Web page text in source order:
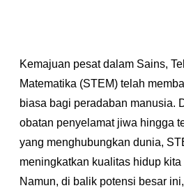
Kemajuan pesat dalam Sains,
Matematika (STEM) telah
biasa bagi peradaban manusia.
obatan penyelamat jiwa hingga
yang menghubungkan dunia,
meningkatkan kualitas hidup
Namun, di balik potensi besar